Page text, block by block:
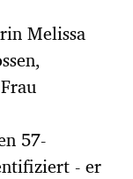
Melissa
57-
- er